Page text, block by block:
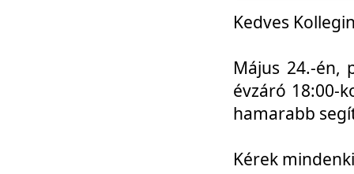
Kedves
Május 24.-én,
évzáró 18:00-
hamarabb
Kérek